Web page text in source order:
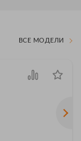
ВСЕ МОДЕЛИ